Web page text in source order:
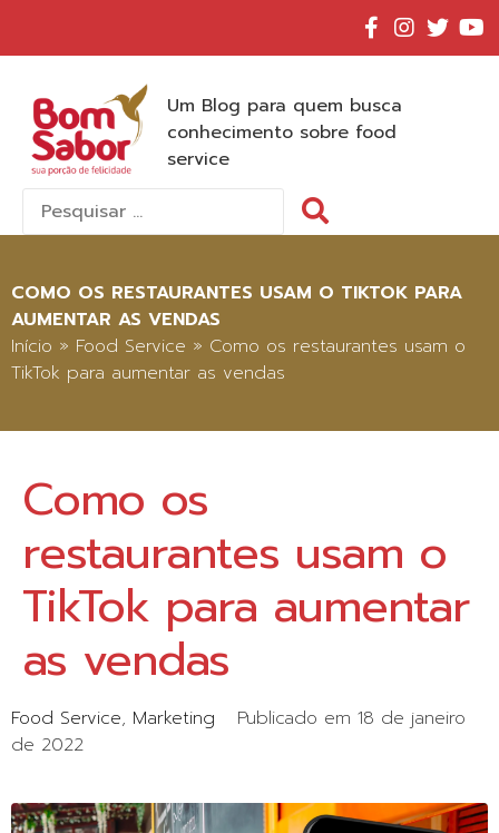
Um Blog para quem busca
conhecimento sobre food
service
Pesquisar
por:
COMO OS RESTAURANTES USAM O TIKTOK PARA
AUMENTAR AS VENDAS
Início » Food Service » Como os restaurantes usam o
TikTok para aumentar as vendas
Como os
restaurantes usam o
TikTok para aumentar
as vendas
Food Service Marketing Publicado em 18 de janeiro
de 2022